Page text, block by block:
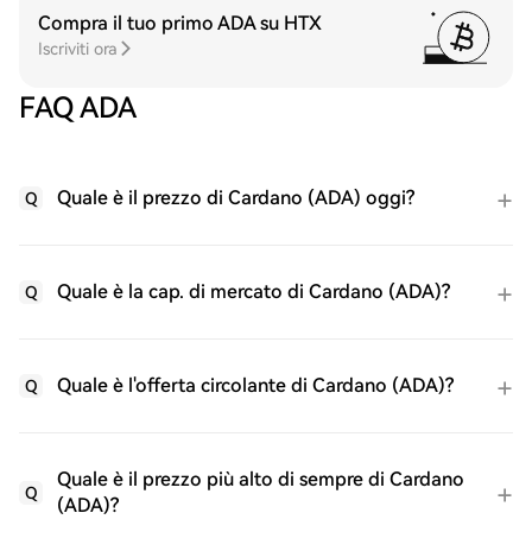
Compra il tuo primo ADA su HTX
Iscriviti ora
FAQ ADA
Q Quale è il prezzo di Cardano (ADA) oggi?
Q Quale è la cap. di mercato di Cardano (ADA)?
Q Quale è l'offerta circolante di Cardano (ADA)?
Q
Quale è il prezzo più alto di sempre di Cardano
(ADA)?